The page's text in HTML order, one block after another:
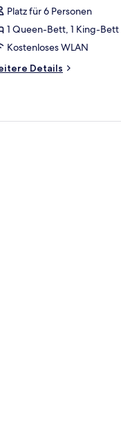
Platz für 6 Personen
1 Queen-Bett, 1 King-Bett
Kostenloses WLAN
Details